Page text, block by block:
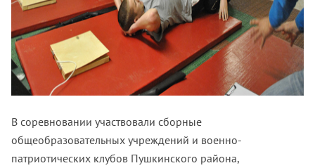
В соревновании участвовали сборные
общеобразовательных учреждений и военно-
патриотических клубов Пушкинского района,